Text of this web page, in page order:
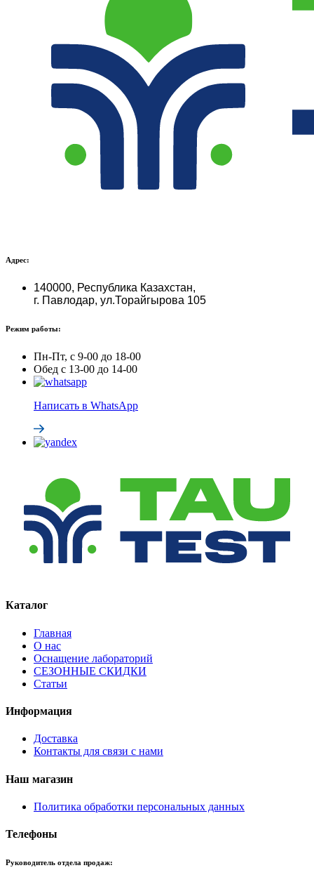
Адрес:
140000, Республика Казахстан,
г. Павлодар, ул.Торайгырова 105
Режим работы:
Пн-Пт, с 9-00 до 18-00
Обед с 13-00 до 14-00
Написать в WhatsApp
Каталог
Главная
О нас
Оснащение лабораторий
СЕЗОННЫЕ СКИДКИ
Статьи
Информация
Доставка
Контакты для связи с нами
Наш магазин
Политика обработки персональных данных
Телефоны
Руководитель отдела продаж: